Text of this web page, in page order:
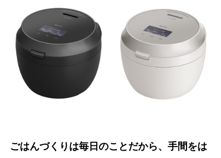
ごはんづくりは毎日のことだから、手間をは